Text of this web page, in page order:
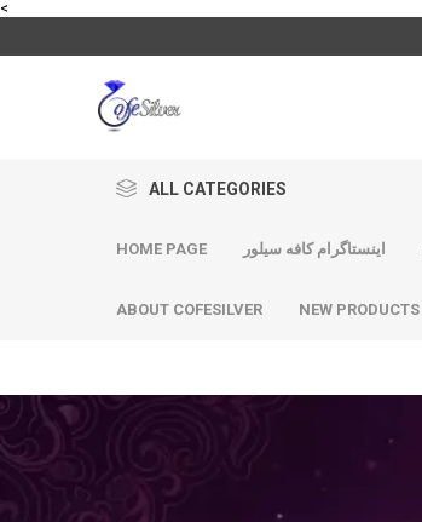
<
ALL CATEGORIES
HOME PAGE اینستاگرام کافه سیلور
ABOUT COFESILVER NEW PRODUCTS